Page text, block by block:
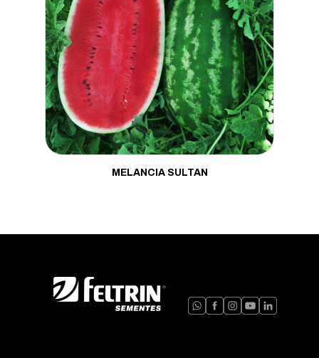
Moranga
Mostarda
Pepino
Pimenta
Pimentão
MELANCIA SULTAN